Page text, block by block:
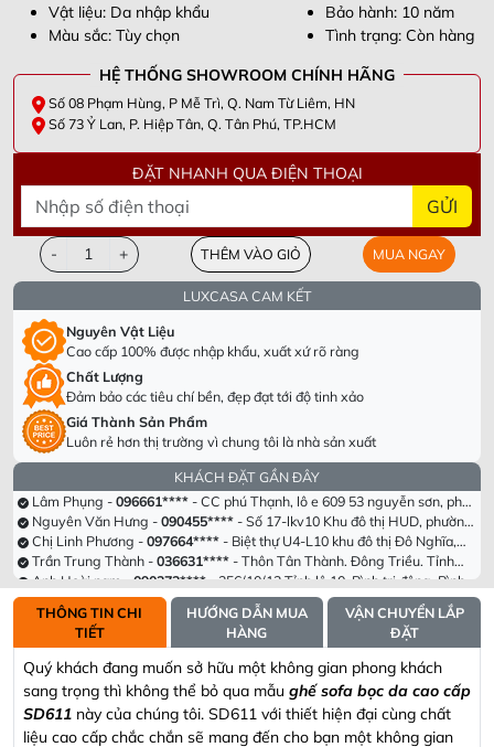
Vật liệu: Da nhập khẩu
Màu sắc: Tùy chọn
Bảo hành: 10 năm
Tình trạng: Còn hàng
HỆ THỐNG SHOWROOM CHÍNH HÃNG
Số 08 Phạm Hùng, P Mễ Trì, Q. Nam Từ Liêm, HN
Số 73 Ỷ Lan, P. Hiệp Tân, Q. Tân Phú, TP.HCM
ĐẶT NHANH QUA ĐIỆN THOẠI
GỬI
- + THÊM VÀO GIỎ MUA NGAY
LUXCASA CAM KẾT
Nguyên Vật Liệu
Cao cấp 100% được nhập khẩu, xuất xứ rõ ràng
Chất Lượng
Đảm bảo các tiêu chí bền, đẹp đạt tới độ tinh xảo
Giá Thành Sản Phẩm
Luôn rẻ hơn thị trường vì chung tôi là nhà sản xuất
KHÁCH ĐẶT GẦN ĐÂY
Dương Văn Thắng -098305****- Tầng 40 Tòa HPC Lanmark Văn Khê,
Hà Đông, Hà Nội
Chị Hà Trương - 090955****
Tân, Hòa Thành, Tây Ninh
Lê Thị Hồng -082693****- Khu cc empire . Tháp linden .phường Thủ
Thiêm . Thành phố Thủ Đức. Tp Hồ chí minh
Hồ Anh Hải -
Tropicana, Ấp Bình hải, Xã Bình Châu, Huyện Xuyên Mộc, Tỉnh Bà Rịa
Vũng Tàu
096661****- CC phú Thạnh, lô e 609 53 nguyễn sơn, phú
thạnh , tân phú, hcm
Nguyên Văn Hưng -090455****- Số 17-lkv10 Khu đô thị HUD, phường
Trung Hưng, tx Sơn Tây, tp Hà Nội
Chị Linh Phương -097664****- Biệt thự U4-L10 khu đô thị Đô Nghĩa,
Hà Đông
Trần Trung Thành -036631****
- Thôn Tân Thành. Đông Triều. Tỉnh
Quảng Ninh
Anh Hoài nam -090373****- 356/10/12 Tỉnh lộ 10. Bình trị đông. Bình
tân , hcm
Phạm Thị Hồng Nga -092334****- Đường n1, Thung Lũng Xanh, KCN
Long Thành, ấp 5 xã An Phước, Long Thành, Đồng Nai
Dương Văn Thắng -098305****- Tầng 40 Tòa HPC Lanmark Văn Khê,
Hà Đông, Hà Nội
Chị Hà Trương -090955****- Số 63 Lạc Long Quân, Hiệp Định, Hiệp
Tân, Hòa Thành, Tây Ninh
Lê Thị Hồng -
- Khu cc empire . Tháp linden .phường Thủ
Thiêm . Thành phố Thủ Đức. Tp Hồ chí minh
098339****
Tropicana, Ấp Bình hải, Xã Bình Châu, Huyện Xuyên Mộc, Tỉnh Bà Rịa
Vũng Tàu
Lâm Phụng -096661****- CC phú Thạnh, lô e 609 53 nguyễn sơn, phú
thạnh , tân phú, hcm
Nguyên Văn Hưng -090455****- Số 17-lkv10 Khu đô thị HUD, phường
Trung Hưng, tx Sơn Tây, tp Hà Nội
Chị Linh Phương -097664****- Biệt thự U4-L10 khu đô thị Đô Nghĩa,
Hà Đông
Trần Trung Thành -036631****- Thôn Tân Thành. Đông Triều. Tỉnh
THÔNG TIN CHI
TIẾT
HƯỚNG DẪN MUA
HÀNG
VẬN CHUYỂN LẮP
ĐẶT
Quý khách đang muốn sở hữu một không gian phong khách
sang trọng thì không thể bỏ qua mẫu ghế sofa bọc da cao cấp
SD611 này của chúng tôi. SD611 với thiết hiện đại cùng chất
liệu cao cấp chắc chắn sẽ mang đến cho bạn một không gian